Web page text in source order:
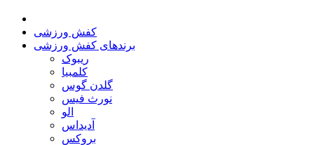
کفش ورزشی
برندهای کفش ورزشی
ریبوک
کلمبیا
گلدن گوس
نورث فیس
الو
آدیداس
بروکس